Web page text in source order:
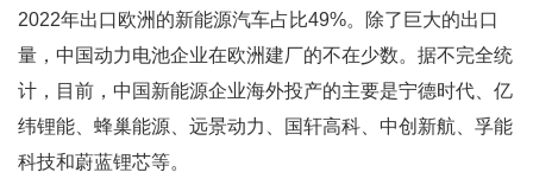
2022年出口欧洲的新能源汽车占比49%。除了巨大的出口
量，中国动力电池企业在欧洲建厂的不在少数。据不完全统
计，目前，中国新能源企业海外投产的主要是宁德时代、亿
纬锂能、蜂巢能源、远景动力、国轩高科、中创新航、孚能
科技和蔚蓝锂芯等。